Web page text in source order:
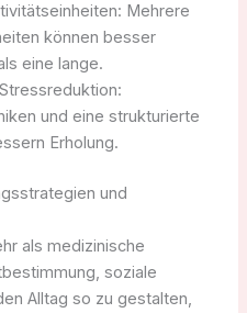
Mehrere
können besser
eine lange.
und eine strukturierte
Erholung.
und
als medizinische
soziale
Alltag so zu gestalten,